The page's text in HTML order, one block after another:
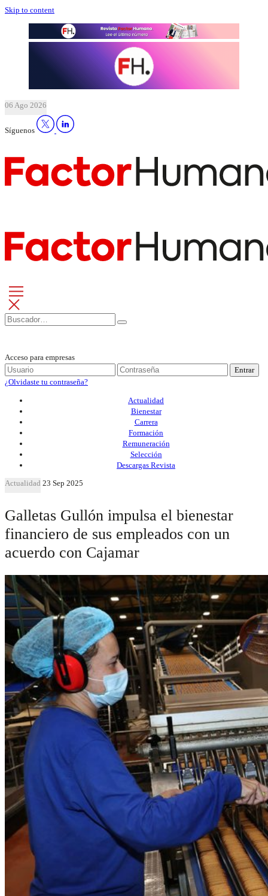
Skip to content
06 Ago 2026
Síguenos
Acceso para empresas
Entrar
¿Olvidaste tu contraseña?
Actualidad
Bienestar
Carrera
Formación
Remuneración
Selección
Descargas Revista
Actualidad 23 Sep 2025
Galletas Gullón impulsa el bienestar
financiero de sus empleados con un
acuerdo con Cajamar